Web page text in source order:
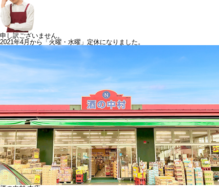
申し訳ございません。
2021年4月から「火曜・水曜」定休になりました。